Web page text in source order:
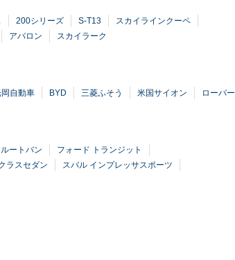
200シリーズ S-T13
スカイラインクーペ
アバロン スカイラーク
自動車 BYD 三菱ふそう 米国サイオン ローバー
ートバン
フォード トランジット
ラスセダン
スバル インプレッサスポーツ